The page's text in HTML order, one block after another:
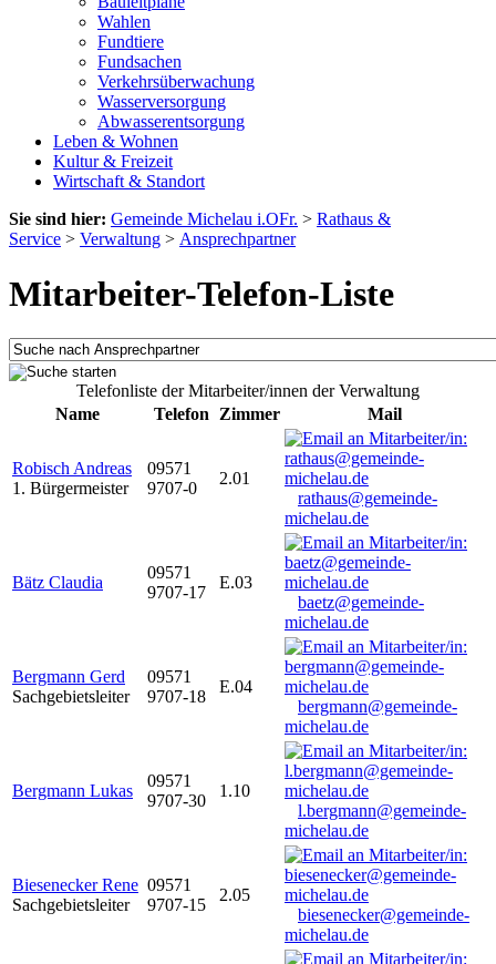
Wahlen
Fundtiere
Fundsachen
Verkehrsüberwachung
Wasserversorgung
Abwasserentsorgung
Leben & Wohnen
Kultur & Freizeit
Wirtschaft & Standort
Sie sind hier: Gemeinde Michelau i.OFr. > Rathaus &
Service > Verwaltung > Ansprechpartner
Mitarbeiter-Telefon-Liste
Telefonliste der Mitarbeiter/innen der Verwaltung
Name
Telefon Zimmer Mail
Robisch Andreas
1. Bürgermeister
09571
9707-0
2.01
rathaus@gemeinde-
michelau.de
Bätz Claudia
09571
9707-17
E.03
baetz@gemeinde-
michelau.de
Bergmann Gerd
Sachgebietsleiter
09571
9707-18
E.04
bergmann@gemeinde-
michelau.de
Bergmann Lukas
09571
9707-30
1.10
l.bergmann@gemeinde-
michelau.de
Biesenecker Rene
Sachgebietsleiter
09571
9707-15
2.05
biesenecker@gemeinde-
michelau.de